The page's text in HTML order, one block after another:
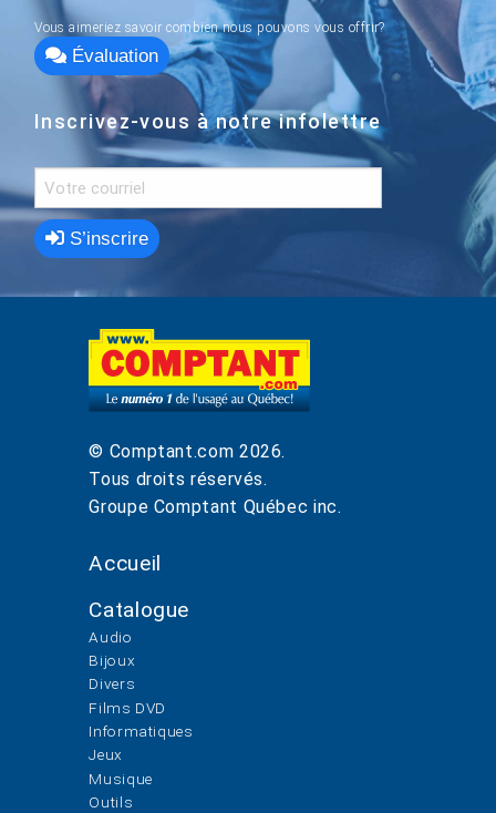
Vous aimeriez savoir combien nous pouvons vous offrir?
Évaluation
Inscrivez-vous à notre infolettre
S’inscrire
© Comptant.com 2026.
Tous droits réservés.
Groupe Comptant Québec inc.
Accueil
Catalogue
Audio
Bijoux
Divers
Films DVD
Informatiques
Jeux
Musique
Outils